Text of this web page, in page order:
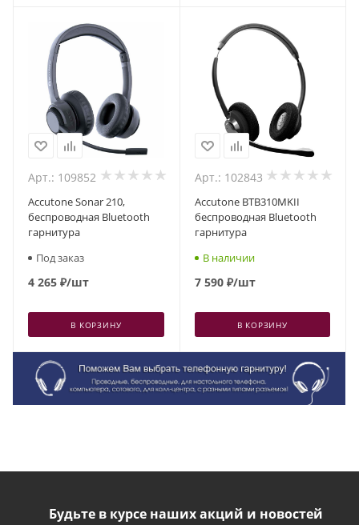
Арт.: 109852
Accutone Sonar 210,
беспроводная Bluetooth
гарнитура
Под заказ
4 265 ₽/шт
В КОРЗИНУ
Арт.: 102843
Accutone BTB310MKII
беспроводная Bluetooth
гарнитура
В наличии
7 590₽/шт
В КОРЗИНУ
Будьте в курсе наших акций и новостей